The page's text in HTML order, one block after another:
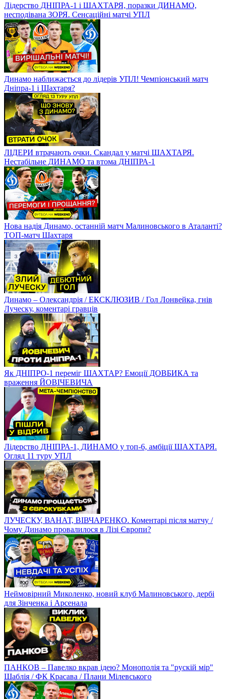
Лідерство ДНІПРА-1 і ШАХТАРЯ, поразки ДИНАМО,
несподівана ЗОРЯ. Сенсаційні матчі УПЛ
Динамо наближається до лідерів УПЛ! Чемпіонський матч
Дніпра-1 і Шахтаря?
ЛІДЕРИ втрачають очки. Скандал у матчі ШАХТАРЯ.
Нестабільне ДИНАМО та втома ДНІПРА-1
Нова надія Динамо, останній матч Малиновського в Аталанті?
ТОП-матч Шахтаря
Динамо – Олександрія / ЕКСКЛЮЗИВ / Гол Лонвейка, гнів
Луческу, коментарі гравців
Як ДНІПРО-1 переміг ШАХТАР? Емоції ДОВБИКА та
враження ЙОВІЧЕВИЧА
Лідерство ДНІПРА-1, ДИНАМО у топ-6, амбіції ШАХТАРЯ.
Огляд 11 туру УПЛ
ЛУЧЕСКУ, ВАНАТ, ВІВЧАРЕНКО. Коментарі після матчу /
Чому Динамо провалилося в Лізі Європи?
Неймовірний Миколенко, новий клуб Малиновського, дербі
для Зінченка і Арсенала
ПАНКОВ – Павелко вкрав ідею? Монополія та "рускій мір"
Шаблія / ФК Красава / Плани Мілевського